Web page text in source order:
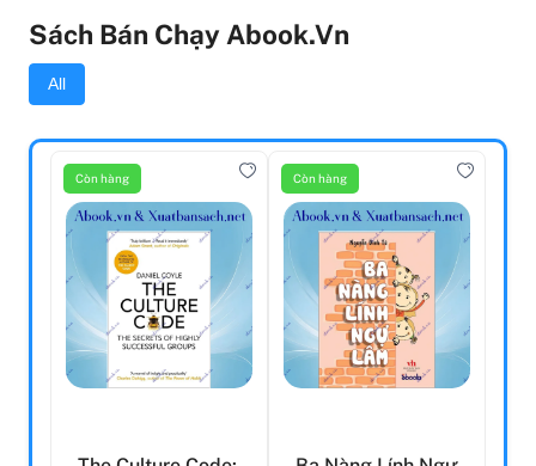
Sách Bán Chạy Abook.vn
All
Còn hàng Còn hàng